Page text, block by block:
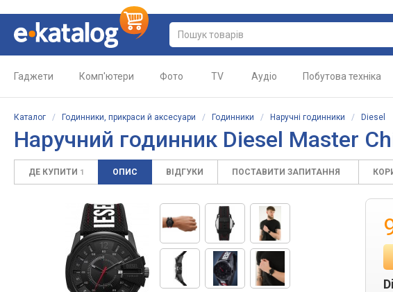
Гаджети Комп'ютери Фото TV Аудіо Побутова техніка
Каталог / Годинники, прикраси й аксесуари / Годинники / Наручні годинники / Diesel
Наручний годинник Diesel Master
ДЕ КУПИТИ 1 ОПИС ВІДГУКИ ПОСТАВИТИ ЗАПИТАННЯ